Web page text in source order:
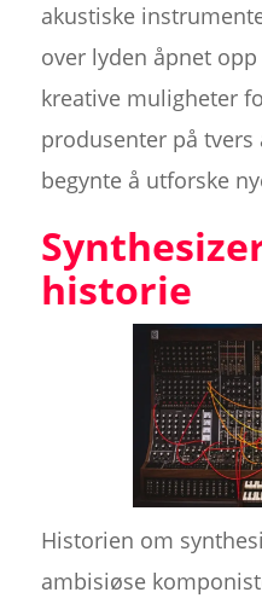
akustiske
over lyden åpnet
kreative muligheter
produsenter på tvers
begynte å utforske
historie
Historien om
ambisiøse